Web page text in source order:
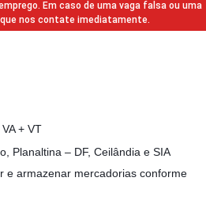
Em caso de uma vaga falsa ou uma
nos contate imediatamente.
+ VT
Planaltina – DF, Ceilândia e SIA
e armazenar mercadorias conforme